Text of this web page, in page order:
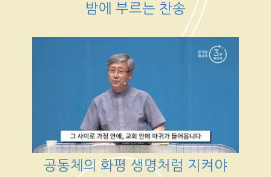
밤에 부르는 찬송
공동체의 화평 생명처럼 지켜야